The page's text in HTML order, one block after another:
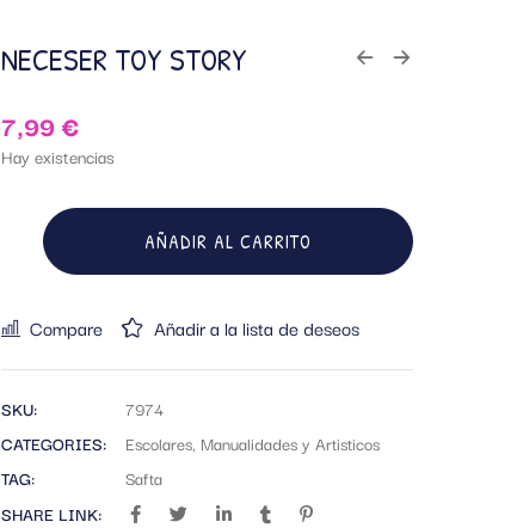
NECESER TOY STORY
7,99€
Hay existencias
AÑADIR AL CARRITO
Compare Añadir a la lista de deseos
SKU:
7974
CATEGORIES:
Escolares, Manualidades y Artisticos
TAG:
Safta
SHARE LINK: